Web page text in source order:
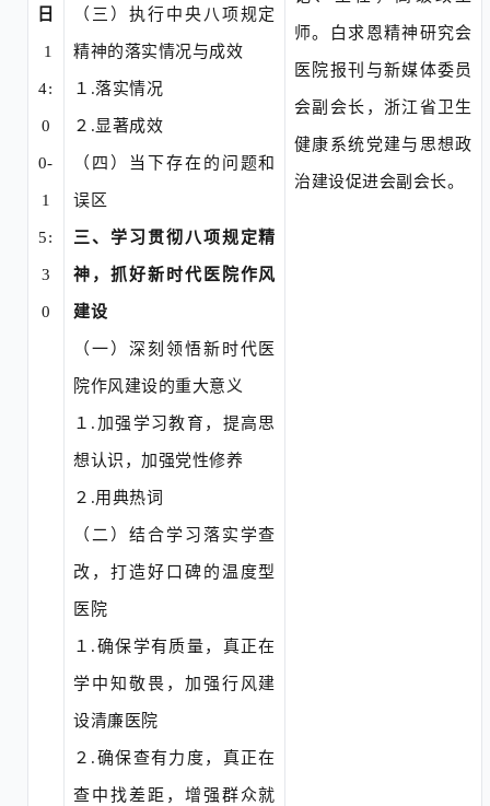
日
1
4:
0
0-
1
5:
3
0
（三）执行中央八项规定
精神的落实情况与成效
１ .落实情况
２ .显著成效
（四）当下存在的问题和
误区
三、学习贯彻八项规定精
神，抓好新时代医院作风
建设
（一）深刻领悟新时代医
院作风建设的重大意义
１ .加强学习教育，提高思
想认识，加强党性修养
２ .用典热词
（二）结合学习落实学查
改，打造好口碑的温度型
医院
１ .确保学有质量，真正在
学中知敬畏，加强行风建
设清廉医院
２ .确保查有力度，真正在
查中找差距，增强群众就
师。白求恩精神研究会
医院报刊与新媒体委员
会副会长，浙江省卫生
健康系统党建与思想政
治建设促进会副会长。